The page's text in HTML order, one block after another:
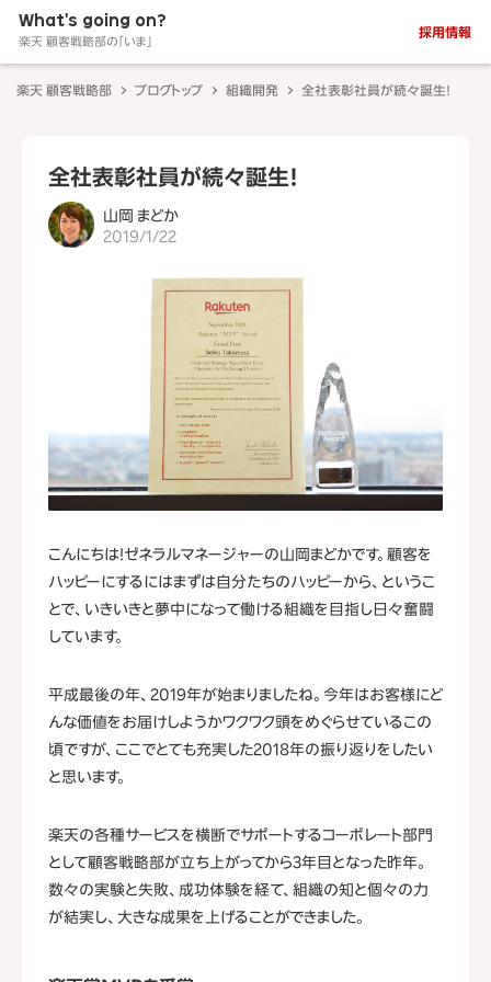
What's going on?
楽天 顧客戦略部の「いま」
採用情報
楽天 顧客戦略部 ブログトップ 組織開発 全社表彰社員が続々誕生！
全社表彰社員が続々誕生！
山岡 まどか
2019/1/22
こんにちは！ゼネラルマネージャーの山岡まどかです。顧客を
ハッピーにするにはまずは自分たちのハッピーから、というこ
とで、いきいきと夢中になって働ける組織を目指し日々奮闘
しています。
平成最後の年、2019年が始まりましたね。今年はお客様にど
んな価値をお届けしようかワクワク頭をめぐらせているこの
頃ですが、ここでとても充実した2018年の振り返りをしたい
と思います。
楽天の各種サービスを横断でサポートするコーポレート部門
として顧客戦略部が立ち上がってから3年目となった昨年。
数々の実験と失敗、成功体験を経て、組織の知と個々の力
が結実し、大きな成果を上げることができました。